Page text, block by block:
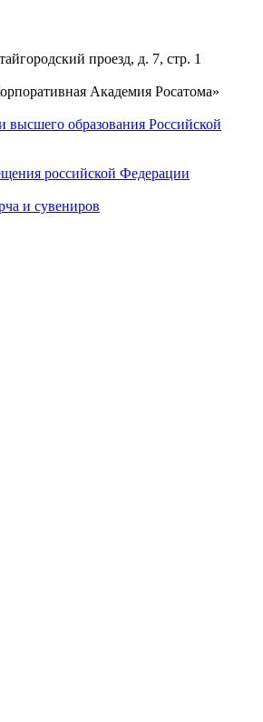
проезд, д. 7, стр. 1
Академия Росатома»
высшего образования Российской
российской Федерации
и сувениров